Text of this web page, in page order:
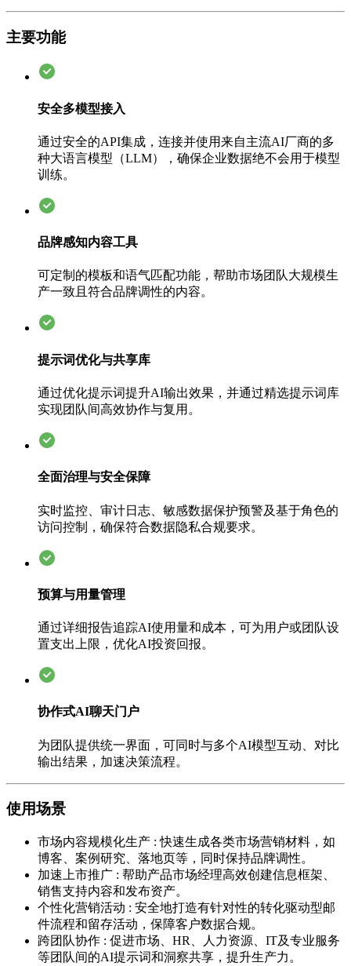
主要功能
安全多模型接入
通过安全的API集成，连接并使用来自主流AI厂商的多
种大语言模型（LLM），确保企业数据绝不会用于模型
训练。
品牌感知内容工具
可定制的模板和语气匹配功能，帮助市场团队大规模生
产一致且符合品牌调性的内容。
提示词优化与共享库
通过优化提示词提升AI输出效果，并通过精选提示词库
实现团队间高效协作与复用。
全面治理与安全保障
实时监控、审计日志、敏感数据保护预警及基于角色的
访问控制，确保符合数据隐私合规要求。
预算与用量管理
通过详细报告追踪AI使用量和成本，可为用户或团队设
置支出上限，优化AI投资回报。
协作式AI聊天门户
为团队提供统一界面，可同时与多个AI模型互动、对比
输出结果，加速决策流程。
使用场景
市场内容规模化生产 : 快速生成各类市场营销材料，如
博客、案例研究、落地页等，同时保持品牌调性。
加速上市推广 : 帮助产品市场经理高效创建信息框架、
销售支持内容和发布资产。
个性化营销活动 : 安全地打造有针对性的转化驱动型邮
件流程和留存活动，保障客户数据合规。
跨团队协作 : 促进市场、HR、人力资源、IT及专业服务
等团队间的AI提示词和洞察共享，提升生产力。